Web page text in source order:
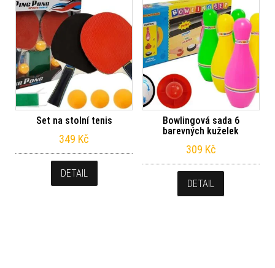
Set na stolní tenis
349 Kč
DETAIL
Bowlingová sada 6
barevných kuželek
309 Kč
DETAIL